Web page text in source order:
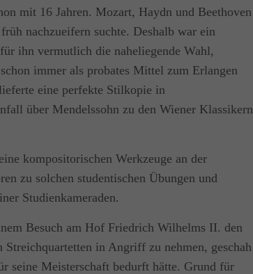
mit 16 Jahren. Mozart, Haydn und Beethoven
nachzueifern suchte. Deshalb war ein
ihn vermutlich die naheliegende Wahl,
immer als probates Mittel zum Erlangen
eine perfekte Stilkopie in
über Mendelssohn zu den Wiener Klassikern
kompositorischen Werkzeuge an der
zu solchen studentischen Übungen und
Studienkameraden.
Besuch am Hof Friedrich Wilhelms II. den
Streichquartetten in Angriff zu nehmen, geschah
seine Meisterschaft bedurft hätte. Grund für